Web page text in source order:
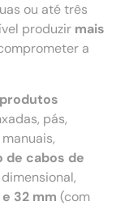
ou até três
produzir mais
a
pás,
de cabos de
32 mm (com